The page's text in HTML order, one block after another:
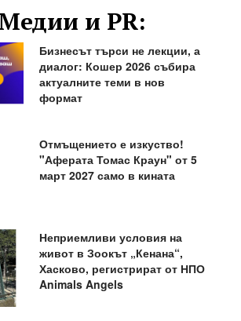
и PR:
Бизнесът търси не лекции, а
диалог: Кошер 2026 събира
актуалните теми в нов
формат
Отмъщението е изкуство!
"Аферата Томас Краун" от 5
март 2027 само в кината
Неприемливи условия на
живот в Зоокът „Кенана“,
Хасково, регистрират от НПО
Animals Angels